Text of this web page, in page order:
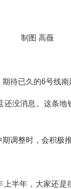
制图 高薇
待已久的6号线南
没消息。这条
调整时，会积极推
半年，大家还